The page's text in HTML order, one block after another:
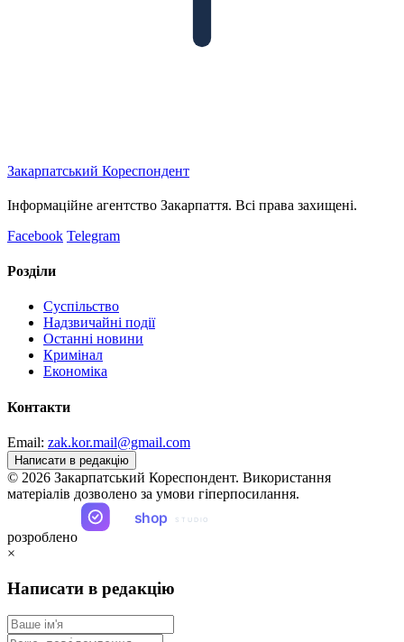
Закарпатський Кореспондент
Інформаційне агентство Закарпаття. Всі права захищені.
Facebook Telegram
Розділи
Суспільство
Надзвичайні події
Останні новини
Кримінал
Економіка
Контакти
Email: zak.kor.mail@gmail.com
Написати в редакцію
© 2026 Закарпатський Кореспондент. Використання
матеріалів дозволено за умови гіперпосилання.
розроблено
shop STUDIO
×
Написати в редакцію